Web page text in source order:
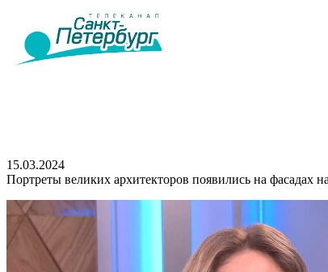
15.03.2024
Портреты великих архитекторов появились на фасадах